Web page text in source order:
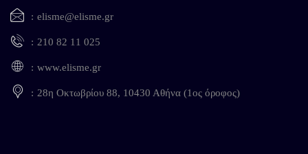
elisme@elisme.gr
210 82 11 025
www.elisme.gr
28η Οκτωβρίου 88, 10430 Αθήνα (1ος όροφος)